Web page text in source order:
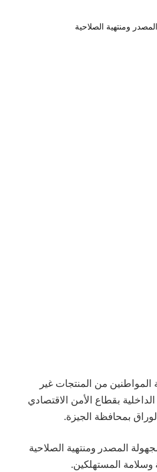
من المنتجات غير
بقطاع الأمن الاقتصادي
بمحافظة الجيزة.
المصدر ومنتهية الصلاحية
المستهلكين.